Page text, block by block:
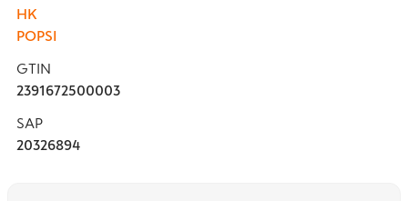
HK
POPSI
GTIN
2391672500003
SAP
20326894